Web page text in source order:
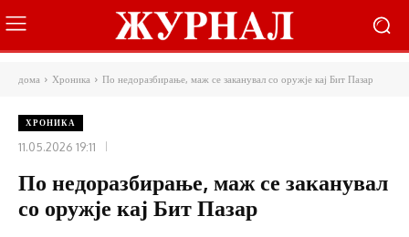
дома Хроника По недоразбирање, маж се заканувал со оружје кај Бит Пазар
ХРОНИКА
11.05.2026 19:11
По недоразбирање, маж се заканувал
со оружје кај Бит Пазар